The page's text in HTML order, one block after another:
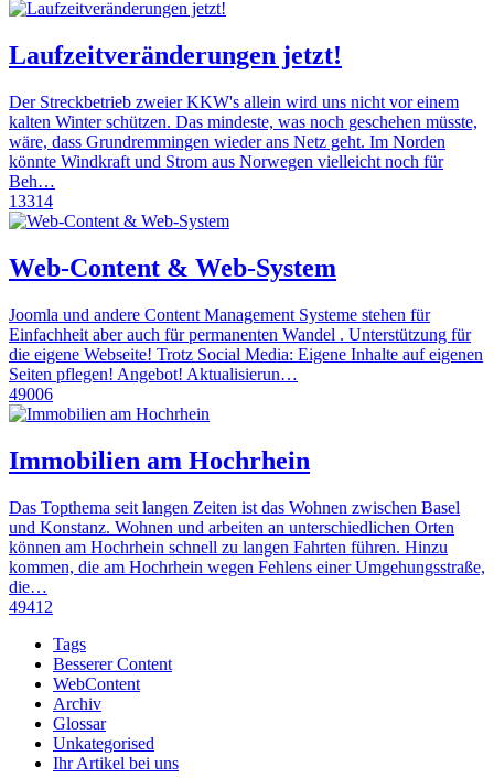
Laufzeitveränderungen jetzt!
Der Streckbetrieb zweier KKW's allein wird uns nicht vor einem
kalten Winter schützen. Das mindeste, was noch geschehen müsste,
wäre, dass Grundremmingen wieder ans Netz geht. Im Norden
könnte Windkraft und Strom aus Norwegen vielleicht noch für
Beh…
13314
Web-Content & Web-System
Joomla und andere Content Management Systeme stehen für
Einfachheit aber auch für permanenten Wandel . Unterstützung für
die eigene Webseite! Trotz Social Media: Eigene Inhalte auf eigenen
Seiten pflegen! Angebot! Aktualisierun…
49006
Immobilien am Hochrhein
Das Topthema seit langen Zeiten ist das Wohnen zwischen Basel
und Konstanz. Wohnen und arbeiten an unterschiedlichen Orten
können am Hochrhein schnell zu langen Fahrten führen. Hinzu
kommen, die am Hochrhein wegen Fehlens einer Umgehungsstraße,
die…
49412
Tags
Besserer Content
WebContent
Archiv
Glossar
Unkategorised
Ihr Artikel bei uns